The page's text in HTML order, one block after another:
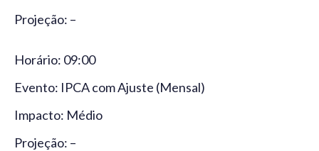
Projeção: –
Horário: 09:00
Evento: IPCA com Ajuste (Mensal)
Impacto: Médio
Projeção: –